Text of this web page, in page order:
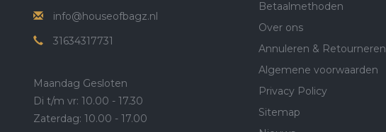
info@houseofbagz.nl
31634317731
Maandag Gesloten
Di t/m vr: 10.00 - 17.30
Zaterdag: 10.00 - 17.00
Betaalmethoden
Over ons
Annuleren & Retourneren
Algemene voorwaarden
Privacy Policy
Sitemap